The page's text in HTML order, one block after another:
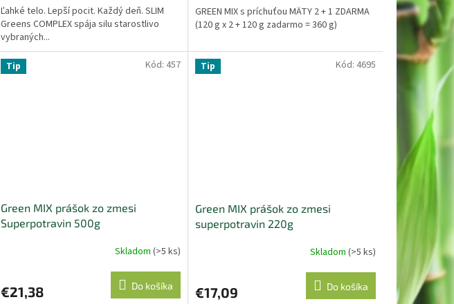
z
5
hviezdičiek.
Ľahké telo. Lepší pocit. Každý deň. SLIM
Greens COMPLEX spája silu starostlivo
vybraných...
z
5
GREEN MIX s príchuťou MÄTY 2 + 1 ZDARMA
(120 g x 2 + 120 g zadarmo = 360 g)
Tip
Green MIX prášok zo zmesi
Superpotravin 500g
je
Skladom (>5 ks)
€21,38 Do košíka
Kód: 457 Tip
Green MIX prášok zo zmesi
superpotravin 220g
je
Skladom (>5 ks)
€17,09 Do košíka
Kód: 4695